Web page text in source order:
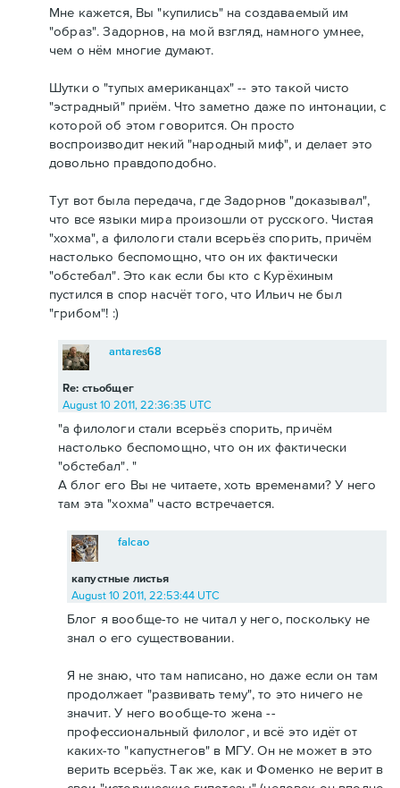
Мне кажется, Вы "купились" на создаваемый им
"образ". Задорнов, на мой взгляд, намного умнее,
чем о нём многие думают.
Шутки о "тупых американцах" -- это такой чисто
"эстрадный" приём. Что заметно даже по интонации, с
которой об этом говорится. Он просто
воспроизводит некий "народный миф", и делает это
довольно правдоподобно.
Тут вот была передача, где Задорнов "доказывал",
что все языки мира произошли от русского. Чистая
"хохма", а филологи стали всерьёз спорить, причём
настолько беспомощно, что он их фактически
"обстебал". Это как если бы кто с Курёхиным
пустился в спор насчёт того, что Ильич не был
"грибом"! :)
Re: стьобщег
antares68
August 10 2011, 22:36:35 UTC
"а филологи стали всерьёз спорить, причём
настолько беспомощно, что он их фактически
"обстебал". "
А блог его Вы не читаете, хоть временами? У него
там эта "хохма" часто встречается.
капустные листья
falcao
August 10 2011, 22:53:44 UTC
Блог я вообще-то не читал у него, поскольку не
знал о его существовании.
Я не знаю, что там написано, но даже если он там
продолжает "развивать тему", то это ничего не
значит. У него вообще-то жена --
профессиональный филолог, и всё это идёт от
каких-то "капустнегов" в МГУ. Он не может в это
верить всерьёз. Так же, как и Фоменко не верит в